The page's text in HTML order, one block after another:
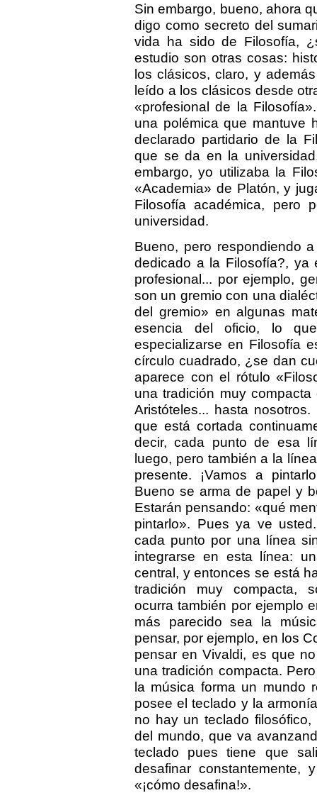
Sin embargo, bueno, ahora
digo como secreto del
vida ha sido de Filosofía,
estudio son otras cosas:
los clásicos, claro, y
leído a los clásicos desde
«profesional de la
una polémica que mantuve
declarado partidario de la
que se da en la
embargo, yo utilizaba la
«Academia» de Platón, y
Filosofía académica,
universidad.
Bueno, pero respondiendo
dedicado a la Filosofía?, ya
profesional... por ejemplo,
son un gremio con una
del gremio» en algunas
esencia del oficio, lo
especializarse en Filosofía
círculo cuadrado, ¿se dan
aparece con el rótulo
una tradición muy
Aristóteles... hasta
que está cortada
decir, cada punto de esa
luego, pero también a la
presente. ¡Vamos a
Bueno se arma de papel y
Estarán pensando: «qué
pintarlo». Pues ya ve
cada punto por una línea
integrarse en esta línea:
central, y entonces se está
tradición muy compacta,
ocurra también por ejemplo
más parecido sea la
pensar, por ejemplo, en los
pensar en Vivaldi, es que
una tradición compacta.
la música forma un mundo
posee el teclado y la
no hay un teclado
del mundo, que va
teclado pues tiene que
desafinar
«¡cómo desafina!».